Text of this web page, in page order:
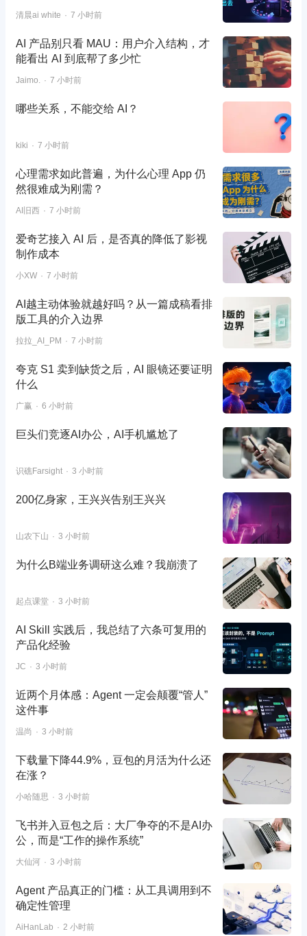
清晨ai white 7 小时前
AI 产品别只看 MAU：用户介入结构，才
能看出 AI 到底帮了多少忙
Jaimo. 7 小时前
哪些关系，不能交给 AI？
kiki 7 小时前
心理需求如此普遍，为什么心理 App 仍
然很难成为刚需？
AI旧西 7 小时前
爱奇艺接入 AI 后，是否真的降低了影视
制作成本
小XW 7 小时前
AI越主动体验就越好吗？从一篇成稿看排
版工具的介入边界
拉拉_AI_PM 7 小时前
夸克 S1 卖到缺货之后，AI 眼镜还要证明
什么
广赢 6 小时前
巨头们竞逐AI办公，AI手机尴尬了
识礁Farsight 3 小时前
200亿身家，王兴兴告别王兴兴
山农下山 3 小时前
为什么B端业务调研这么难？我崩溃了
起点课堂 3 小时前
AI Skill 实践后，我总结了六条可复用的
产品化经验
JC 3 小时前
近两个月体感：Agent 一定会颠覆“管人”
这件事
温尚 3 小时前
下载量下降44.9%，豆包的月活为什么还
在涨？
小哈随思 3 小时前
飞书并入豆包之后：大厂争夺的不是AI办
公，而是“工作的操作系统”
大仙河 3 小时前
Agent 产品真正的门槛：从工具调用到不
确定性管理
AiHanLab 2 小时前